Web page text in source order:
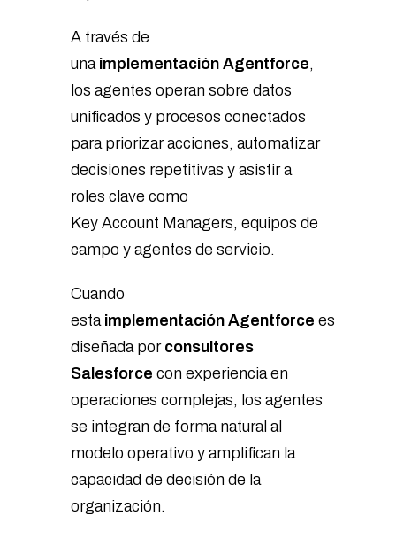
A través de
una implementación Agentforce,
los agentes operan sobre datos
unificados y procesos conectados
para priorizar acciones, automatizar
decisiones repetitivas y asistir a
roles clave como
Key Account Managers, equipos de
campo y agentes de servicio.
Cuando
esta implementación Agentforce es
diseñada por consultores
Salesforce con experiencia en
operaciones complejas, los agentes
se integran de forma natural al
modelo operativo y amplifican la
capacidad de decisión de la
organización.